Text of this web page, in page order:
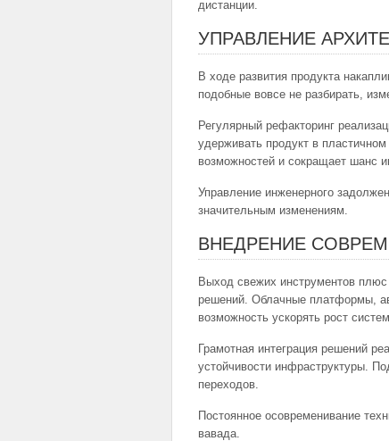
дистанции.
УПРАВЛЕНИЕ
В ходе развития продукта
подобные вовсе не разбирать,
Регулярный рефакторинг
удерживать продукт в
возможностей и сокращает шанс
Управление инженерного
значительным изменениям.
ВНЕДРЕНИЕ
Выход свежих инструментов
решений. Облачные платформы,
возможность ускорять рост
Грамотная интеграция решений
устойчивости инфраструктуры.
переходов.
Постоянное осовременивание
вавада.